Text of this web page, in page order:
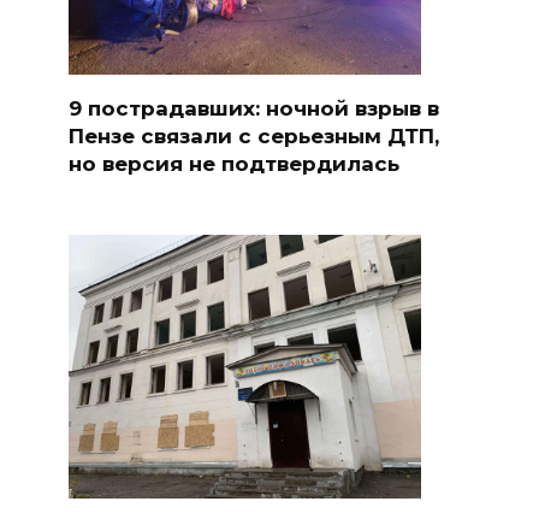
9 пострадавших: ночной взрыв в
Пензе связали с серьезным ДТП,
но версия не подтвердилась